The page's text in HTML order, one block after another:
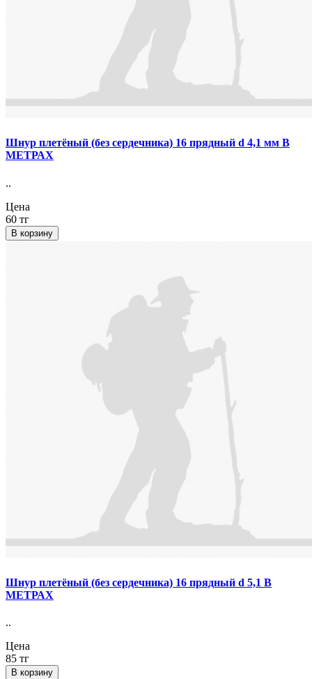
Шнур плетёный (без сердечника) 16 прядный d 4,1 мм В
МЕТРАХ
..
Цена
60 тг
В корзину
Шнур плетёный (без сердечника) 16 прядный d 5,1 В
МЕТРАХ
..
Цена
85 тг
В корзину